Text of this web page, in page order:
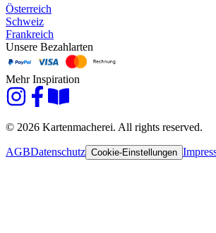
Österreich
Schweiz
Frankreich
Unsere Bezahlarten
Mehr Inspiration
© 2026 Kartenmacherei. All rights reserved.
AGBDatenschutz Cookie-Einstellungen